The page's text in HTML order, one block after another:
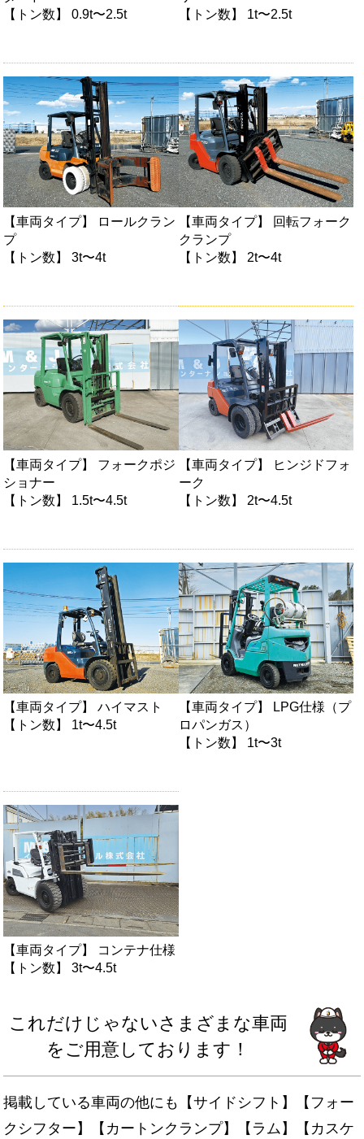
【トン数】 0.9t〜2.5t
【トン数】 1t〜2.5t
【車両タイプ】 ロールクラン
プ
【トン数】 3t〜4t
【車両タイプ】 回転フォーク
クランプ
【トン数】 2t〜4t
【車両タイプ】 フォークポジ
ショナー
【トン数】 1.5t〜4.5t
【車両タイプ】 ヒンジドフォ
ーク
【トン数】 2t〜4.5t
【車両タイプ】 ハイマスト
【トン数】 1t〜4.5t
【車両タイプ】 LPG仕様（プ
ロパンガス）
【トン数】 1t〜3t
【車両タイプ】 コンテナ仕様
【トン数】 3t〜4.5t
これだけじゃないさまざまな車両
をご用意しております！
掲載している車両の他にも【サイドシフト】【フォー
クシフター】【カートンクランプ】【ラム】【カスケ